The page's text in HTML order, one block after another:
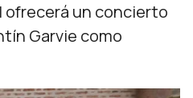
ofrecerá un concierto
Garvie como